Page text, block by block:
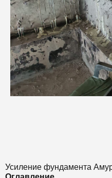
Усиление фундамента